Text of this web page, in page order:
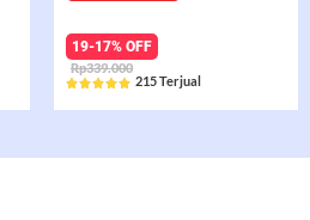
19-17% OFF
Rp339.000
 Rated
215 Terjual